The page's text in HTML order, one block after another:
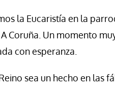
la Eucaristía en la
Coruña. Un momento
con esperanza.
sea un hecho en las